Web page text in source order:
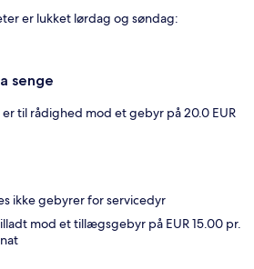
er lukket lørdag og søndag:
senge
er til rådighed mod et gebyr på 20.0 EUR
ikke gebyrer for servicedyr
mod et tillægsgebyr på EUR 15.00 pr.